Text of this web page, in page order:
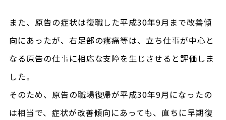
また、原告の症状は復職した平成30年9月まで改善傾
向にあったが、右足部の疼痛等は、立ち仕事が中心と
なる原告の仕事に相応な支障を生じさせると評価しま
した。
そのため、原告の職場復帰が平成30年9月になったの
は相当で、症状が改善傾向にあっても、直ちに早期復